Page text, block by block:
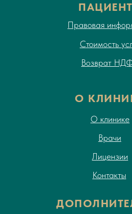
О
Правовая
Возврат
Стоимость
Врачи
Лицензии
О клинике
Контакты